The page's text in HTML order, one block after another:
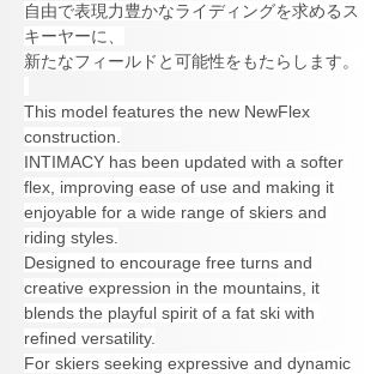
自由で表現力豊かなライディングを求めるス
キーヤーに、
新たなフィールドと可能性をもたらします。
This model features the new NewFlex
construction.
INTIMACY has been updated with a softer
flex, improving ease of use and making it
enjoyable for a wide range of skiers and
riding styles.
Designed to encourage free turns and
creative expression in the mountains, it
blends the playful spirit of a fat ski with
refined versatility.
For skiers seeking expressive and dynamic